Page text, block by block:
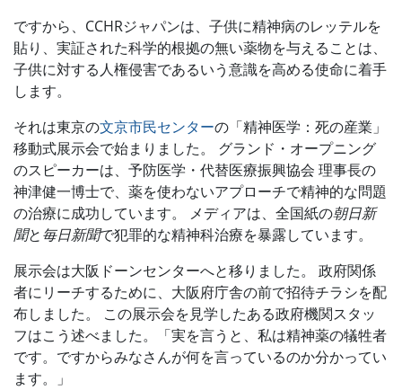
ですから、CCHRジャパンは、子供に精神病のレッテルを
貼り、実証された科学的根拠の無い薬物を与えることは、
子供に対する人権侵害であるいう意識を高める使命に着手
します。
それは東京の文京市民センターの「精神医学：死の産業」
移動式展示会で始まりました。 グランド・オープニング
のスピーカーは、予防医学・代替医療振興協会 理事長の
神津健一博士で、薬を使わないアプローチで精神的な問題
の治療に成功しています。 メディアは、全国紙の朝日新
聞と毎日新聞で犯罪的な精神科治療を暴露しています。
展示会は大阪ドーンセンターへと移りました。 政府関係
者にリーチするために、大阪府庁舎の前で招待チラシを配
布しました。 この展示会を見学したある政府機関スタッ
フはこう述べました。「実を言うと、私は精神薬の犠牲者
です。ですからみなさんが何を言っているのか分かってい
ます。」